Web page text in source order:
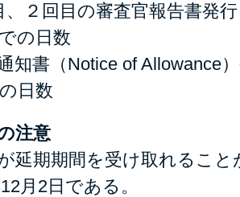
、２回目の審査官報告書発
の日数
知書（Notice of Allowance
日数
注意
延期期間を受け取れるこ
月2日である。